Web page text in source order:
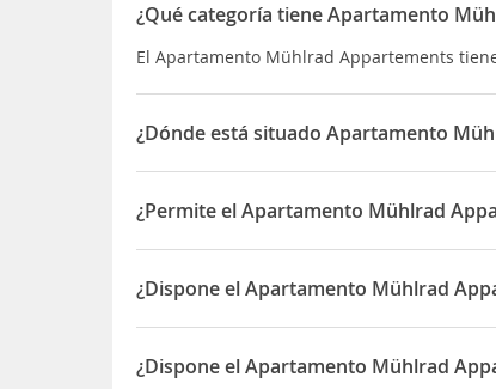
¿Qué categoría tiene Apartamento
El Apartamento Mühlrad Appartements
¿Dónde está situado Apartamento
El Apartamento Mühlrad Appartements
¿Permite el Apartamento Mühlrad
Sí, el Apartamento Mühlrad Appartements
¿Dispone el Apartamento Mühlrad
Sí, el Apartamento Mühlrad Appartements
¿Dispone el Apartamento Mühlrad